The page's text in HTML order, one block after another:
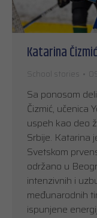
Katarina
School stories
Sa ponosom
Čizmić, učenica
uspeh kao deo
Srbije. Katarina
Svetskom
održano u
intenzivnih i
međunarodnih
ispunjene